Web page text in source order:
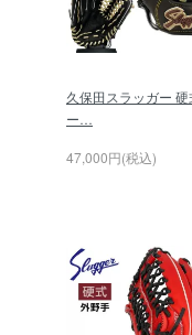
久保田スラッガー 硬
ー…
47,000円(税込)